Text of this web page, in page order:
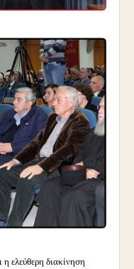
ελεύθερη διακίνηση